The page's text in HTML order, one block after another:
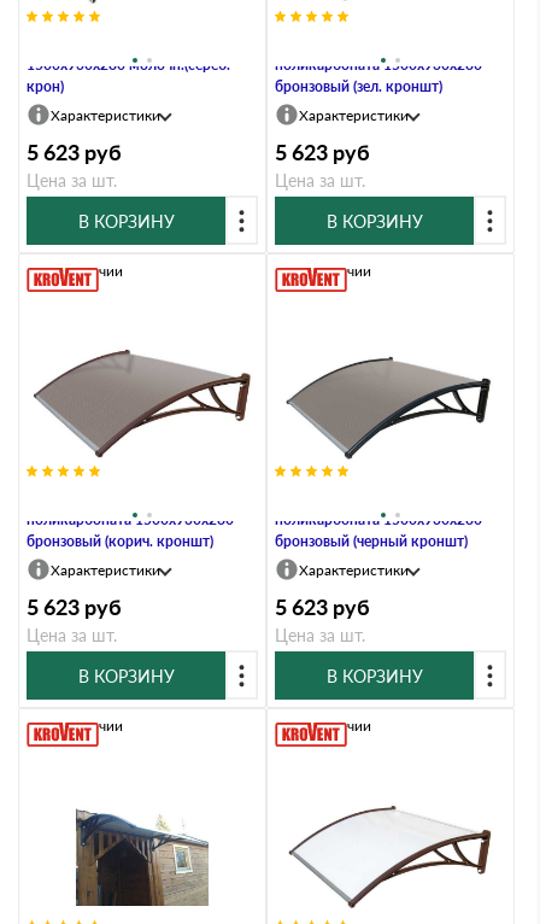
1500х930х280 молочн.(сереб.
крон)
Характеристики
5 623 руб
Цена за шт.
В КОРЗИНУ
поликарбоната 1500х930х280
бронзовый (зел. кроншт)
Характеристики
5 623 руб
Цена за шт.
В КОРЗИНУ
поликарбоната 1500х930х280
бронзовый (корич. кроншт)
В наличии
Характеристики
5 623 руб
Цена за шт.
В КОРЗИНУ
поликарбоната 1500х930х280
бронзовый (черный кроншт)
В наличии
Характеристики
5 623 руб
Цена за шт.
В КОРЗИНУ
В наличии В наличии